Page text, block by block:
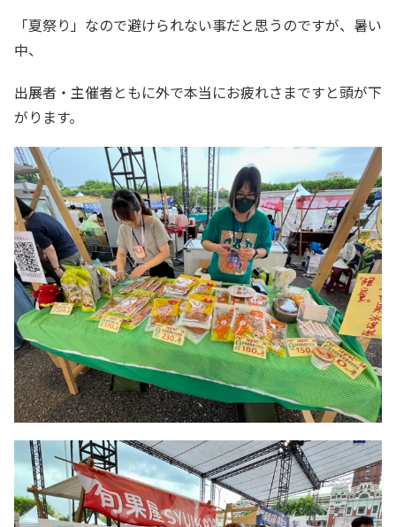
「夏祭り」なので避けられない事だと思うのですが、暑い
中、
出展者・主催者ともに外で本当にお疲れさまですと頭が下
がります。​